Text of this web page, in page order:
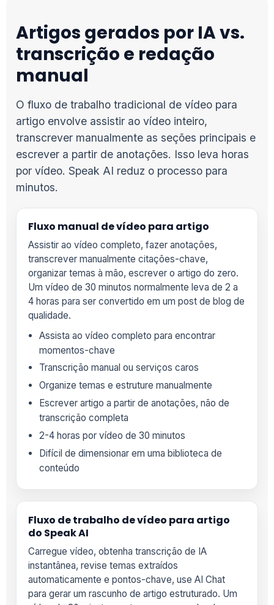
Artigos gerados por IA vs.
transcrição e redação
manual
O fluxo de trabalho tradicional de vídeo para
artigo envolve assistir ao vídeo inteiro,
transcrever manualmente as seções principais e
escrever a partir de anotações. Isso leva horas
por vídeo. Speak AI reduz o processo para
minutos.
Fluxo manual de vídeo para artigo
Assistir ao vídeo completo, fazer anotações,
transcrever manualmente citações-chave,
organizar temas à mão, escrever o artigo do zero.
Um vídeo de 30 minutos normalmente leva de 2 a
4 horas para ser convertido em um post de blog de
qualidade.
Assista ao vídeo completo para encontrar
momentos-chave
Transcrição manual ou serviços caros
Organize temas e estruture manualmente
Escrever artigo a partir de anotações, não de
transcrição completa
2-4 horas por vídeo de 30 minutos
Difícil de dimensionar em uma biblioteca de
conteúdo
Fluxo de trabalho de vídeo para artigo
do Speak AI
Carregue vídeo, obtenha transcrição de IA
instantânea, revise temas extraídos
automaticamente e pontos-chave, use AI Chat
para gerar um rascunho de artigo estruturado. Um